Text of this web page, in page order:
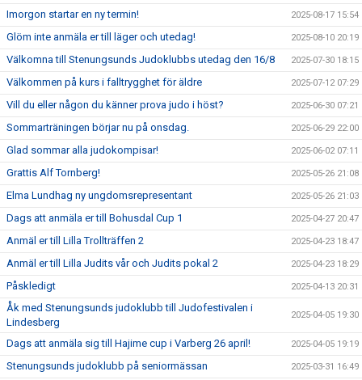
Imorgon startar en ny termin! 2025-08-17 15:54
Glöm inte anmäla er till läger och utedag! 2025-08-10 20:19
Välkomna till Stenungsunds Judoklubbs utedag den 16/8 2025-07-30 18:15
Välkommen på kurs i falltrygghet för äldre 2025-07-12 07:29
Vill du eller någon du känner prova judo i höst? 2025-06-30 07:21
Sommarträningen börjar nu på onsdag. 2025-06-29 22:00
Glad sommar alla judokompisar! 2025-06-02 07:11
Grattis Alf Tornberg! 2025-05-26 21:08
Elma Lundhag ny ungdomsrepresentant 2025-05-26 21:03
Dags att anmäla er till Bohusdal Cup 1 2025-04-27 20:47
Anmäl er till Lilla Trollträffen 2 2025-04-23 18:47
Anmäl er till Lilla Judits vår och Judits pokal 2 2025-04-23 18:29
Påskledigt 2025-04-13 20:31
Åk med Stenungsunds judoklubb till Judofestivalen i
Lindesberg
2025-04-05 19:30
Dags att anmäla sig till Hajime cup i Varberg 26 april! 2025-04-05 19:19
Stenungsunds judoklubb på seniormässan 2025-03-31 16:49